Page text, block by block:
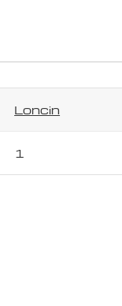
*, yra privalomi.
Loncin
1